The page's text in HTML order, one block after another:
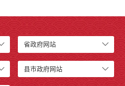
省政府网站
县市政府网站